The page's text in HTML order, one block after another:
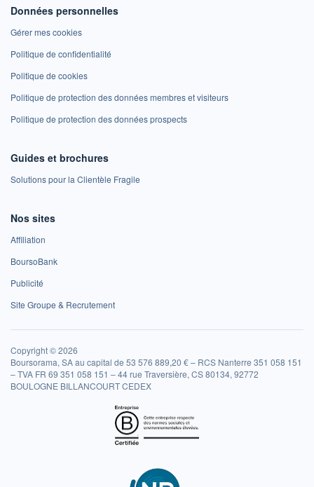
Données personnelles
Gérer mes cookies
Politique de confidentialité
Politique de cookies
Politique de protection des données membres et visiteurs
Politique de protection des données prospects
Guides et brochures
Solutions pour la Clientèle Fragile
Nos sites
Affiliation
BoursoBank
Publicité
Site Groupe & Recrutement
Copyright © 2026
Boursorama, SA au capital de 53 576 889,20 € – RCS Nanterre 351 058 151
– TVA FR 69 351 058 151 – 44 rue Traversière, CS 80134, 92772
BOULOGNE BILLANCOURT CEDEX